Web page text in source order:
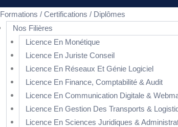
Formations / Certifications / Diplômes
Nos Filières
Licence En Monétique
Licence En Juriste Conseil
Licence En Réseaux Et Génie Logiciel
Licence En Finance, Comptabilité & Audit
Licence En Communication Digitale &
Licence En Gestion Des Transports &
Licence En Sciences Juridiques &